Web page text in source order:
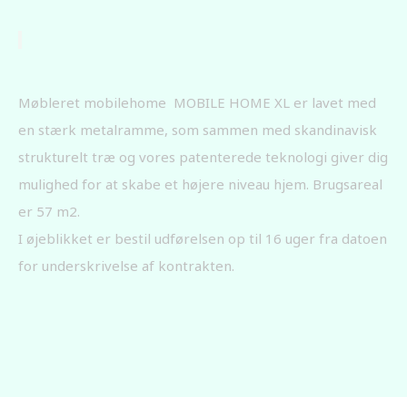
Møbleret mobilehome MOBILE HOME XL er lavet med
en stærk metalramme, som sammen med skandinavisk
strukturelt træ og vores patenterede teknologi giver dig
mulighed for at skabe et højere niveau hjem. Brugsareal
er 57 m2.
I øjeblikket er bestil udførelsen op til 16 uger fra datoen
for underskrivelse af kontrakten.